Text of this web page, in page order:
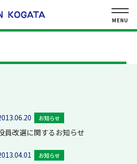
MENU
お知らせ
員改選に関するお知らせ
お知らせ